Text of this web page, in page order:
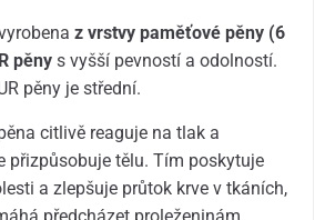
z vrstvy paměťové pěny (6
pěny s vyšší pevností a odolností.
pěny je střední.
citlivě reaguje na tlak a
přizpůsobuje tělu. Tím poskytuje
a zlepšuje průtok krve v tkáních,